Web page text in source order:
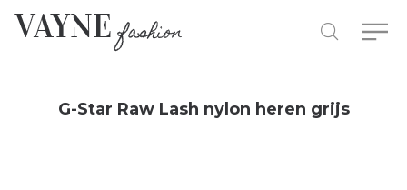
G-Star Raw Lash nylon heren grijs